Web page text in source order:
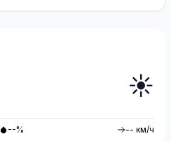
☀️
--% -- км/ч